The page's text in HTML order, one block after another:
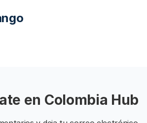
en Colombia Hub